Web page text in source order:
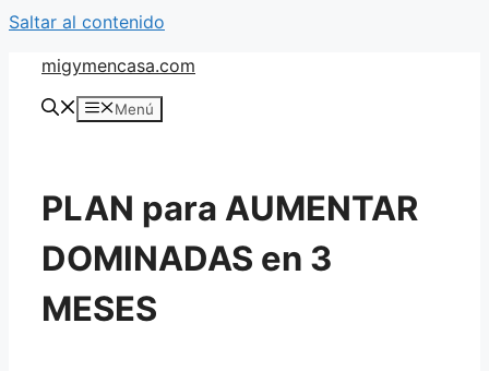
Saltar al contenido
migymencasa.com
Menú
PLAN para AUMENTAR
DOMINADAS en 3
MESES